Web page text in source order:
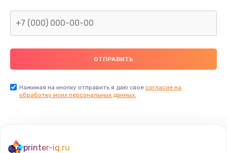
Нажимая на кнопку отправить я даю свое согласие на
обработку моих персональных данных.
printer-iq.ru